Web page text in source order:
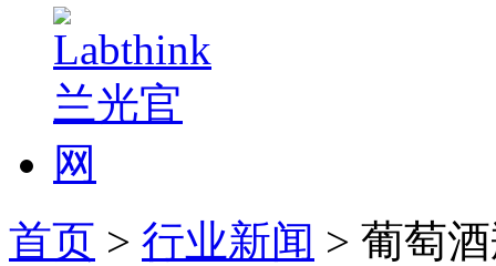
首页 > 行业新闻 > 葡萄